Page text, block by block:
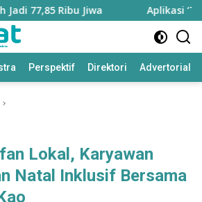
Ribu Jiwa Aplikasi ‘Teras
Perspektif Direktori Advertorial
Lokal, Karyawan
Natal Inklusif Bersama